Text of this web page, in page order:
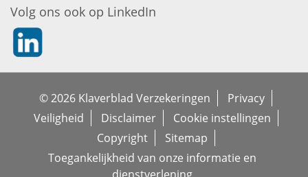
Volg ons ook op LinkedIn
https://nl.linkedin.com/company/klaverblad-
© 2026 Klaverblad Verzekeringen
Privacy
Veiligheid
Disclaimer
Cookie instellingen
Copyright
Sitemap
Toegankelijkheid van onze informatie en
dienstverlening